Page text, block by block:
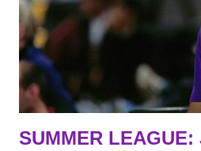
informação, a veracidade vem
agora nada de Ruim Hachaomuro
interesse) e LeBrão James - esse
Draymond Green enquanto chora
SUMMER LEAGUE: